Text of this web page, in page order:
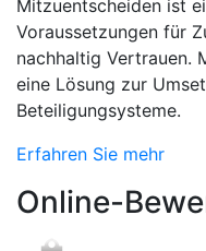
Mitzuentscheiden ist
Voraussetzungen für
nachhaltig Vertrauen.
eine Lösung zur
Beteiligungsysteme.
Erfahren Sie mehr
Online-